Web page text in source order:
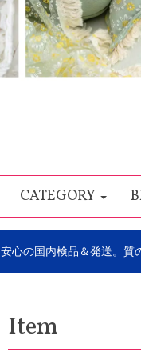
CATEGORY
安心の国内検品＆発送。質
Item